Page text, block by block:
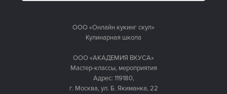
ООО «Онлайн кукинг скул»
Кулинарная школа
ООО «АКАДЕМИЯ ВКУСА»
Мастер-классы, мероприятия
Адрес: 119180,
г. Москва, ул. Б. Якиманка, 22